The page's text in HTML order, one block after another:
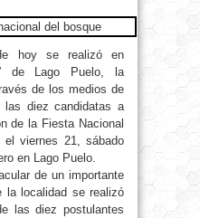
hoy se realizó en
de Lago Puelo, la
de los medios de
diez candidatas a
de la Fiesta Nacional
el viernes 21, sábado
en Lago Puelo.
de un importante
la localidad se realizó
las diez postulantes